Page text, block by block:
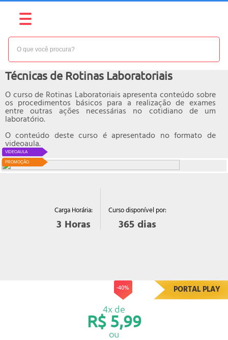
VIDEOAULA
PROMOÇÃO
Carga Horária:
3 Horas
Curso disponível por:
365 dias
NÍVEL: BÁSICO
Técnicas de Rotinas Laboratoriais
O curso de Rotinas Laboratoriais apresenta conteúdo sobre
os procedimentos básicos para a realização de exames
entre outras ações necessárias no cotidiano de um
laboratório.
O conteúdo deste curso é apresentado no formato de
videoaula.
-40% PORTAL PLAY
4x de
R$ 5,99
ou